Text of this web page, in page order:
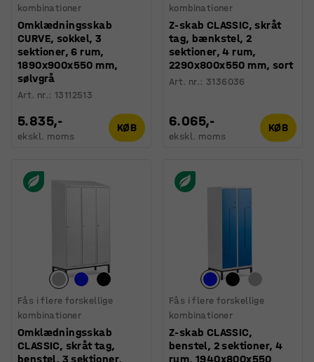
kombinationer
Omklædningsskab
CURVE, sokkel, 3
sektioner, 6 rum,
1890x900x550 mm,
sølvgrå
Art. nr.:13112513
5.835,-
ekskl. moms
KØB
kombinationer
Z-skab CLASSIC, skråt
tag, bænkstel, 2
sektioner, 4 rum,
2290x800x550 mm, sort
Art. nr.: 3136036
6.065,-
ekskl. moms
KØB
Fås i flere forskellige
kombinationer
Omklædningsskab
CLASSIC, skråt tag,
benstel, 3 sektioner,
Fås i flere forskellige
kombinationer
Z-skab CLASSIC,
benstel, 2 sektioner, 4
rum, 1940x800x550